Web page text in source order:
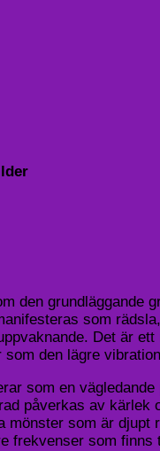
den grundläggande
som
Det är
den lägre
som en
påverkas av kärlek
som är djupt
frekvenser som finns